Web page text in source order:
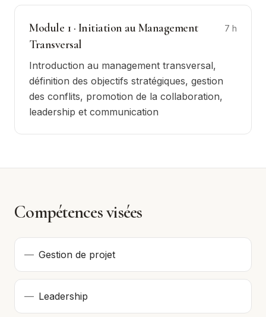
Module 1· Initiation au Management
Transversal
7 h
Introduction au management transversal,
définition des objectifs stratégiques, gestion
des conflits, promotion de la collaboration,
leadership et communication
Compétences visées
— Gestion de projet
— Leadership